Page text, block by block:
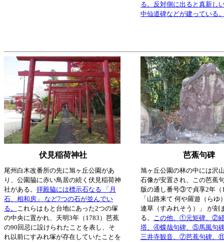
る。反対側に出ると真新し
中仙道碑などが建っている
伏見稲荷神社 芭蕉句碑
尾州白木改番所の先に旭ヶ丘公園があ
り、公園脇に赤い鳥居の続く伏見稲荷神
社がある。 拝殿脇には標示石なる 「月
石、相和房」 など7つの石が並んでい
る。 これらはもと台地にあった2つの塚
の中央に置かれ、天明3年（1783）芭蕉
の90回忌に設けられたことを表し、そ
れ以前にすみれ塚が存在していたことを
旭ヶ丘公園の林の中には沢
石像が安置され、この芭蕉
版の通し番号③で貞享2年（
「山路来て 何や羅遊（らゆ
連草（すみれそう）」 が刻
る。 この他、①元矩碑、②
塔、④蝶哉句碑、⑤馬風句
三井寺観音、⑦芭蕉句碑、